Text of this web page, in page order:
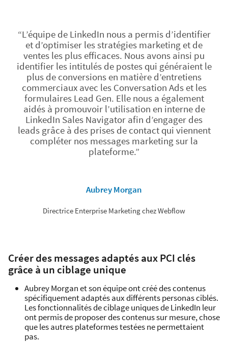
Créer des messages adaptés aux PCI clés
grâce à un ciblage unique
Aubrey Morgan et son équipe ont créé des contenus
spécifiquement adaptés aux différents personas ciblés.
Les fonctionnalités de ciblage uniques de LinkedIn leur
ont permis de proposer des contenus sur mesure, chose
que les autres plateformes testées ne permettaient
pas.
“L’équipe de LinkedIn nous a permis d’identifier
et d’optimiser les stratégies marketing et de
ventes les plus efficaces. Nous avons ainsi pu
identifier les intitulés de postes qui généraient le
plus de conversions en matière d’entretiens
commerciaux avec les Conversation Ads et les
formulaires Lead Gen. Elle nous a également
aidés à promouvoir l’utilisation en interne de
LinkedIn Sales Navigator afin d’engager des
leads grâce à des prises de contact qui viennent
compléter nos messages marketing sur la
plateforme.”
Aubrey Morgan
Directrice Enterprise Marketing chez Webflow